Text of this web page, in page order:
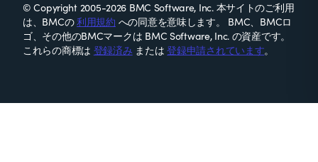
© Copyright 2005-2026 BMC Software, Inc. 本サイトのご利用
は、BMCの利用規約 への同意を意味します。 BMC、BMCロ
ゴ、その他のBMCマークは BMC Software, Inc. の資産です。
これらの商標は 登録済み または登録申請されています。